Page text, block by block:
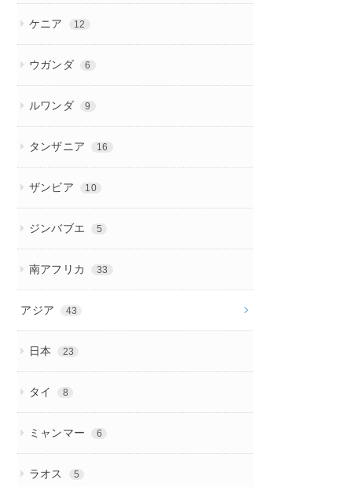
ケニア 12
ウガンダ 6
ルワンダ 9
タンザニア 16
ザンビア 10
ジンバブエ 5
南アフリカ 33
アジア 43
日本 23
タイ 8
ミャンマー 6
ラオス 5